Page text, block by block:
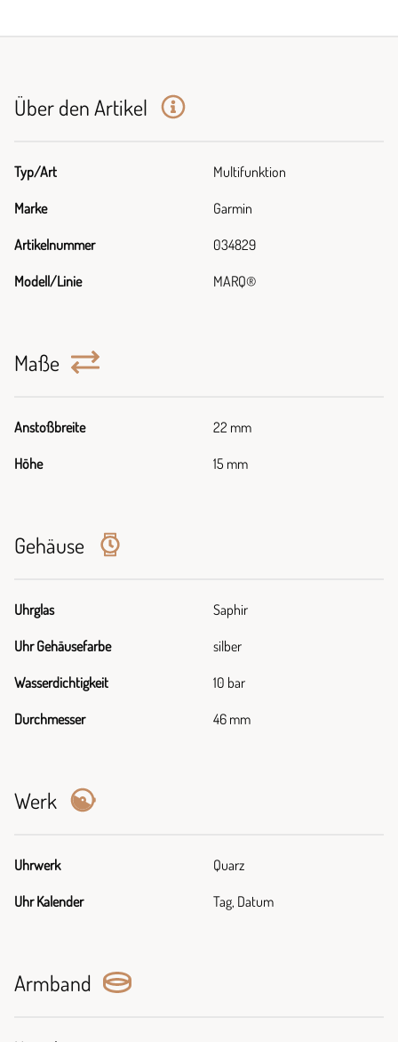
Über den Artikel
Typ/Art Multifunktion
Marke Garmin
Artikelnummer 034829
Modell/Linie MARQ®
Maße
Anstoßbreite 22 mm
Höhe 15 mm
Gehäuse
Uhrglas Saphir
Uhr Gehäusefarbe silber
Wasserdichtigkeit 10 bar
Durchmesser 46 mm
Werk
Uhrwerk Quarz
Uhr Kalender Tag, Datum
Armband